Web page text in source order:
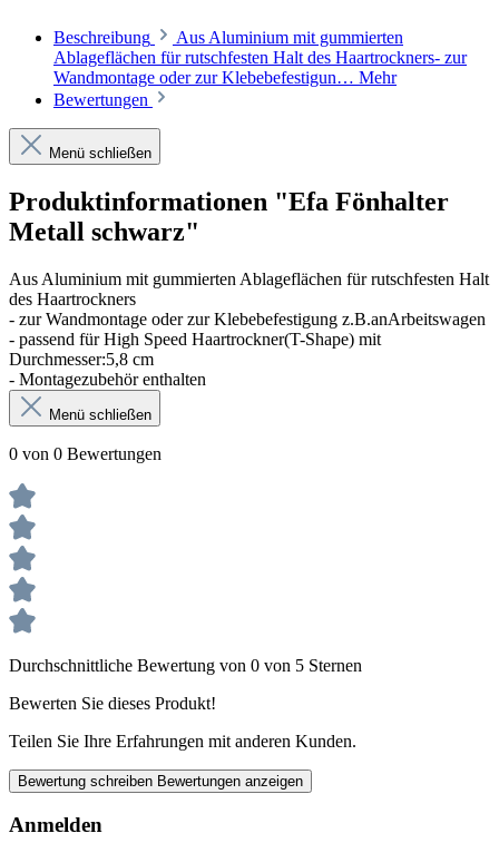
Beschreibung
Aus Aluminium mit gummierten
Ablageflächen für rutschfesten Halt des Haartrockners- zur
Wandmontage oder zur Klebebefestigun… Mehr
Bewertungen
Menü schließen
Produktinformationen "Efa Fönhalter
Metall schwarz"
Aus Aluminium mit gummierten Ablageflächen für rutschfesten Halt
des Haartrockners
- zur Wandmontage oder zur Klebebefestigung z.B.anArbeitswagen
- passend für High Speed Haartrockner(T-Shape) mit
Durchmesser:5,8 cm
- Montagezubehör enthalten
Menü schließen
0 von 0 Bewertungen
Durchschnittliche Bewertung von 0 von 5 Sternen
Bewerten Sie dieses Produkt!
Teilen Sie Ihre Erfahrungen mit anderen Kunden.
Bewertung schreiben Bewertungen anzeigen
Anmelden